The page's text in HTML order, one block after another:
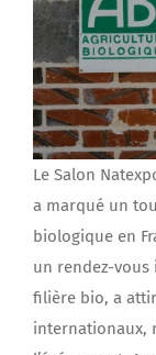
Le Salon
a marqué un
biologique en
un rendez-
filière bio, a
internationaux,